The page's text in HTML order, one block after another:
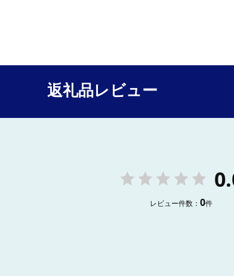
返礼品レビュー
レビュー件数： 0件